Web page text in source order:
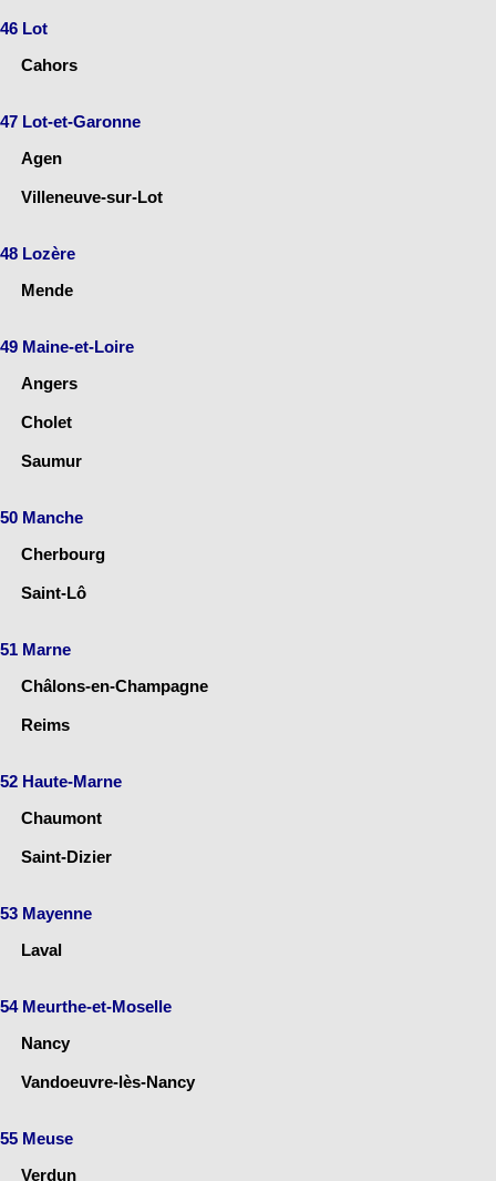
46 Lot
Cahors
47 Lot-et-Garonne
Agen
Villeneuve-sur-Lot
48 Lozère
Mende
49 Maine-et-Loire
Angers
Cholet
Saumur
50 Manche
Cherbourg
Saint-Lô
51 Marne
Châlons-en-Champagne
Reims
52 Haute-Marne
Chaumont
Saint-Dizier
53 Mayenne
Laval
54 Meurthe-et-Moselle
Nancy
Vandoeuvre-lès-Nancy
55 Meuse
Verdun